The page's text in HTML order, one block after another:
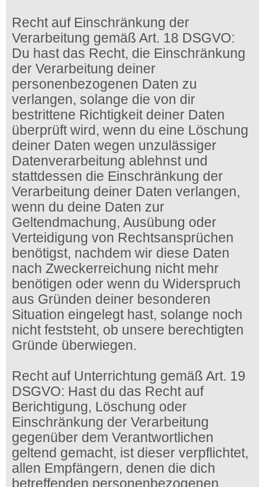
Recht auf Einschränkung der
Verarbeitung gemäß Art. 18 DSGVO:
Du hast das Recht, die Einschränkung
der Verarbeitung deiner
personenbezogenen Daten zu
verlangen, solange die von dir
bestrittene Richtigkeit deiner Daten
überprüft wird, wenn du eine Löschung
deiner Daten wegen unzulässiger
Datenverarbeitung ablehnst und
stattdessen die Einschränkung der
Verarbeitung deiner Daten verlangen,
wenn du deine Daten zur
Geltendmachung, Ausübung oder
Verteidigung von Rechtsansprüchen
benötigst, nachdem wir diese Daten
nach Zweckerreichung nicht mehr
benötigen oder wenn du Widerspruch
aus Gründen deiner besonderen
Situation eingelegt hast, solange noch
nicht feststeht, ob unsere berechtigten
Gründe überwiegen.
Recht auf Unterrichtung gemäß Art. 19
DSGVO: Hast du das Recht auf
Berichtigung, Löschung oder
Einschränkung der Verarbeitung
gegenüber dem Verantwortlichen
geltend gemacht, ist dieser verpflichtet,
allen Empfängern, denen die dich
betreffenden personenbezogenen